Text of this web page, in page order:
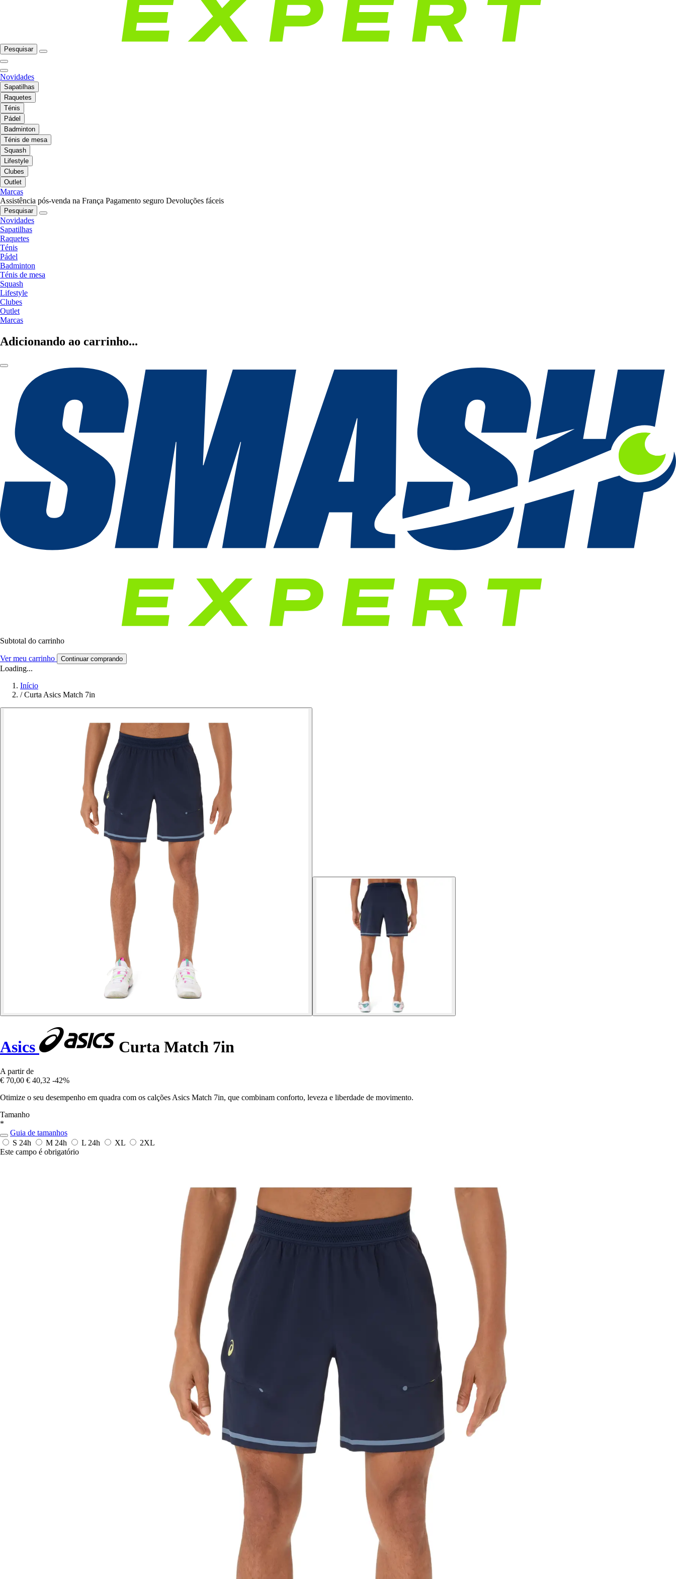
Pesquisar
Novidades
Sapatilhas
Raquetes
Ténis
Pádel
Badminton
Ténis de mesa
Squash
Lifestyle
Clubes
Outlet
Marcas
Assistência pós-venda na França Pagamento seguro Devoluções fáceis
Pesquisar
Novidades
Sapatilhas
Raquetes
Ténis
Pádel
Badminton
Ténis de mesa
Squash
Lifestyle
Clubes
Outlet
Marcas
Adicionando ao carrinho...
Subtotal do carrinho
Ver meu carrinho Continuar comprando
Loading...
Início
/ Curta Asics Match 7in
Asics Curta Match 7in
A partir de
€ 70,00 € 40,32 -42%
Otimize o seu desempenho em quadra com os calções Asics Match 7in, que combinam conforto, leveza e liberdade de movimento.
Tamanho
*
Guia de tamanhos
S 24h M 24h L 24h XL
2XL
Este campo é obrigatório